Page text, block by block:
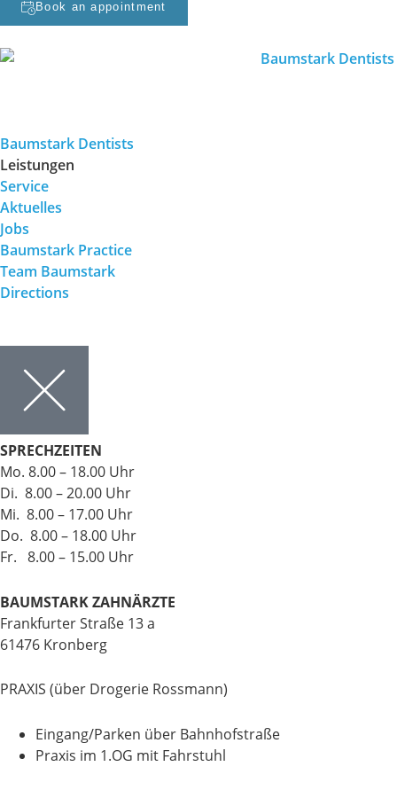
Book an appointment
Baumstark Dentists
Leistungen
Service
Aktuelles
Jobs
Baumstark Practice
Team Baumstark
Directions
SPRECHZEITEN
Mo. 8.00 – 18.00 Uhr
Di. 8.00 – 20.00 Uhr
Mi. 8.00 – 17.00 Uhr
Do. 8.00 – 18.00 Uhr
Fr. 8.00 – 15.00 Uhr
BAUMSTARK ZAHNÄRZTE
Frankfurter Straße 13 a
61476 Kronberg
PRAXIS (über Drogerie Rossmann)
Eingang/Parken über Bahnhofstraße
Praxis im 1.OG mit Fahrstuhl